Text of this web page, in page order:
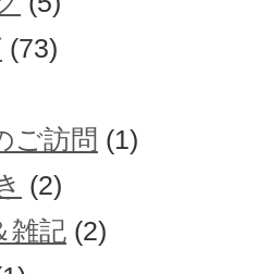
(73)
ご訪問 (1)
(2)
雑記 (2)